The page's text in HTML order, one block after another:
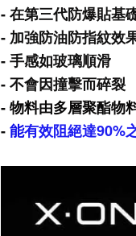
- 在第三代防爆貼基
- 加強防油防指紋效
- 手感如玻璃順滑
- 不會因撞擊而碎裂
- 物料由多層聚酯物
-能有效阻絕達90%